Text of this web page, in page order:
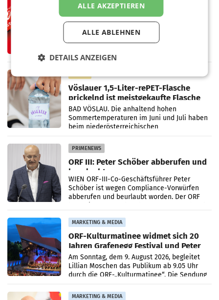
weiterentwickelte visuelle
Markenidentität
Coca-Cola stellt ab Anfang August eine
weiterentwickelte visuelle Identität seiner
Mittelpunkt des Redesigns stehen zentrale
Vöslauer 1,5-Liter-rePET-Flasche
prickelnd ist meistgekaufte Flasche
Österreichs
BAD VÖSLAU. Die anhaltend hohen
Sommertemperaturen im Juni und Juli haben
beim niederösterreichischen
Getränkehersteller Vöslauer zu deutlichen
Absatzzuwächsen geführt. Während
PRIMENEWS
ORF III: Peter Schöber abberufen und
beurlaubt
WIEN ORF-III-Co-Geschäftsführer Peter
Schöber ist wegen Compliance-Vorwürfen
abberufen und beurlaubt worden. Der ORF
MARKETING & MEDIA
ORF-Kulturmatinee widmet sich 20
Jahren Grafenegg Festival und Peter
Simonischek
Am Sonntag, dem 9. August 2026, begleitet
Lillian Moschen das Publikum ab 9.05 Uhr
durch die ORF-„Kulturmatinee“. Die Sendung
startet mit der Dokumentation „20 Jahre
Grafenegg
MARKETING & MEDIA
ALLE AKZEPTIEREN
ALLE ABLEHNEN
DETAILS ANZEIGEN